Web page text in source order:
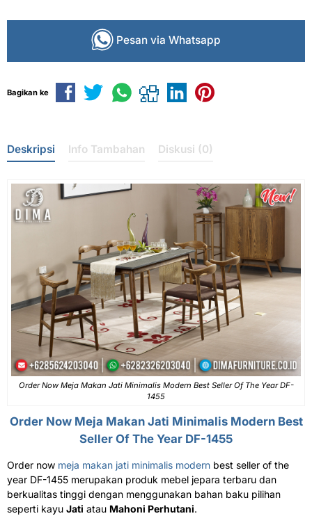
Pesan via Whatsapp
Bagikan ke
Deskripsi Info Tambahan Diskusi (0)
Order Now Meja Makan Jati Minimalis Modern Best Seller Of The Year DF-
1455
Order Now Meja Makan Jati MinimalisModern Best
Seller Of The Year DF-1455
Order now meja makan jati minimalis modern best seller of the
year DF-1455 merupakan produk mebel jepara terbaru dan
berkualitas tinggi dengan menggunakan bahan baku pilihan
seperti kayu Jati atau Mahoni Perhutani.